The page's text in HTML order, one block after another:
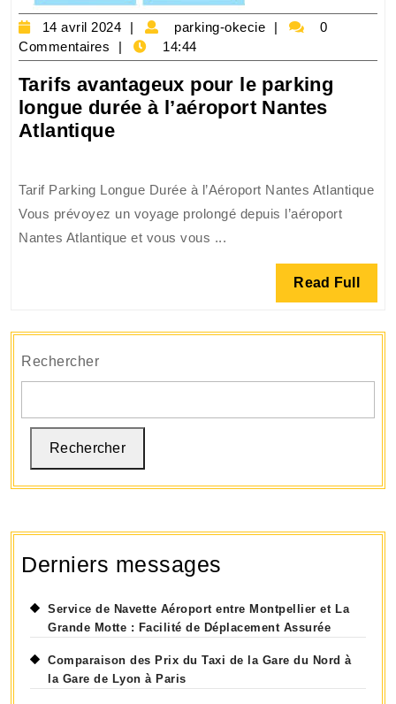
14 avril 2024
14
avril
2024
parking-okecie
parking-
0
Commentaires
14:44
Tarifs avantageux pour le parking
longue durée à l’aéroport Nantes
AtlantiqueTarifs
le
parking
longue
Nantes
Tarif Parking Longue Durée à l’Aéroport Nantes Atlantique
Vous prévoyez un voyage prolongé depuis l’aéroport
Nantes Atlantique et vous vous ...
Read Full Read
Full
Rechercher
Rechercher
Derniers messages
Service de Navette Aéroport entre Montpellier et La
Grande Motte : Facilité de Déplacement Assurée
Comparaison des Prix du Taxi de la Gare du Nord à
la Gare de Lyon à Paris